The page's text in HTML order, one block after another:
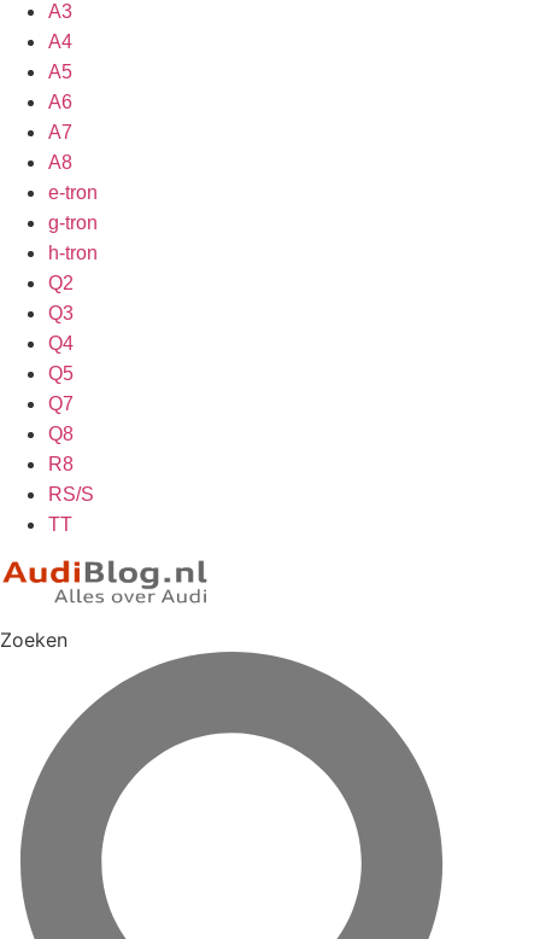
A3
A4
A5
A6
A7
A8
e-tron
g-tron
h-tron
Q2
Q3
Q4
Q5
Q7
Q8
R8
RS/S
TT
Zoeken